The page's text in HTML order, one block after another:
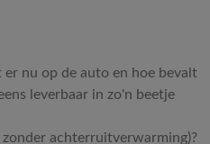
nu op de auto en hoe bevalt
leverbaar in zo'n beetje
achterruitverwarming)?